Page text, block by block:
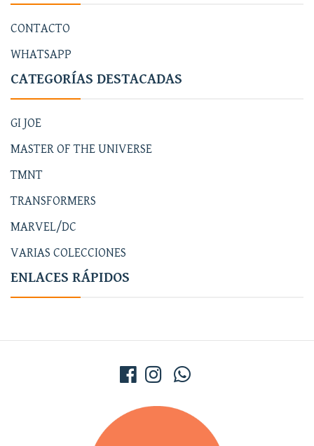
CONTACTO
WHATSAPP
CATEGORÍAS DESTACADAS
GI JOE
MASTER OF THE UNIVERSE
TMNT
TRANSFORMERS
MARVEL/DC
VARIAS COLECCIONES
ENLACES RÁPIDOS